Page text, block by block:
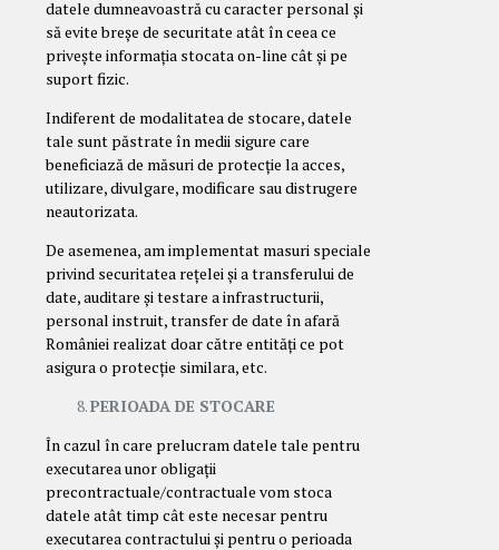
datele dumneavoastră cu caracter personal și
să evite breșe de securitate atât în ceea ce
privește informația stocata on-line cât și pe
suport fizic.
Indiferent de modalitatea de stocare, datele
tale sunt păstrate în medii sigure care
beneficiază de măsuri de protecție la acces,
utilizare, divulgare, modificare sau distrugere
neautorizata.
De asemenea, am implementat masuri speciale
privind securitatea rețelei și a transferului de
date, auditare și testare a infrastructurii,
personal instruit, transfer de date în afară
României realizat doar către entități ce pot
asigura o protecție similara, etc.
PERIOADA DE STOCARE
În cazul în care prelucram datele tale pentru
executarea unor obligații
precontractuale/contractuale vom stoca
datele atât timp cât este necesar pentru
executarea contractului și pentru o perioada